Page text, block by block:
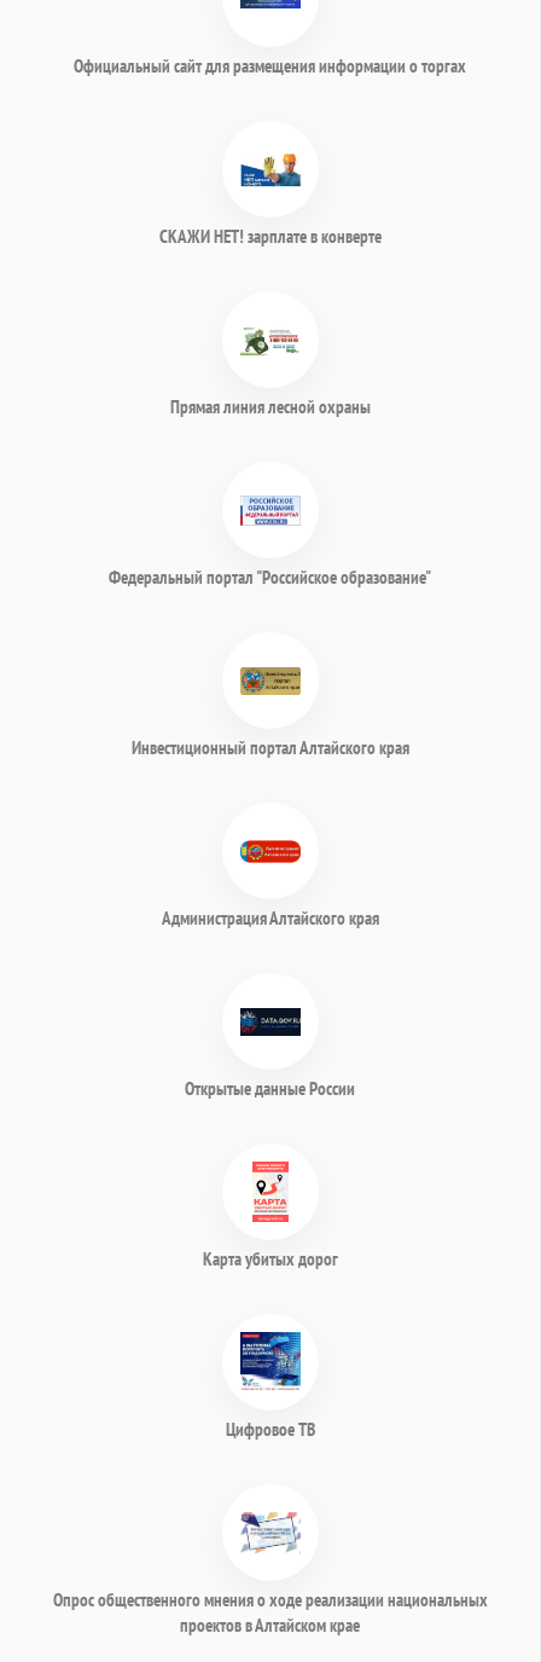
Официальный сайт для размещения информации о торгах
СКАЖИ НЕТ! зарплате в конверте
Прямая линия лесной охраны
Федеральный портал "Российское образование"
Инвестиционный портал Алтайского края
Администрация Алтайского края
Открытые данные России
Карта убитых дорог
Цифровое ТВ
Опрос общественного мнения о ходе реализации национальных
проектов в Алтайском крае